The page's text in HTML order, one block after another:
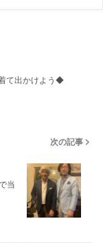
て出かけよう◆
次の記事
当